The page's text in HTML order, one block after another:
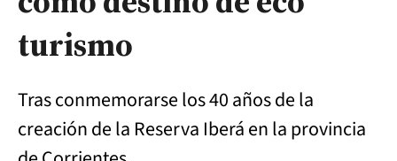
turismo
Tras conmemorarse los 40 años de la
creación de la Reserva Iberá en la provincia